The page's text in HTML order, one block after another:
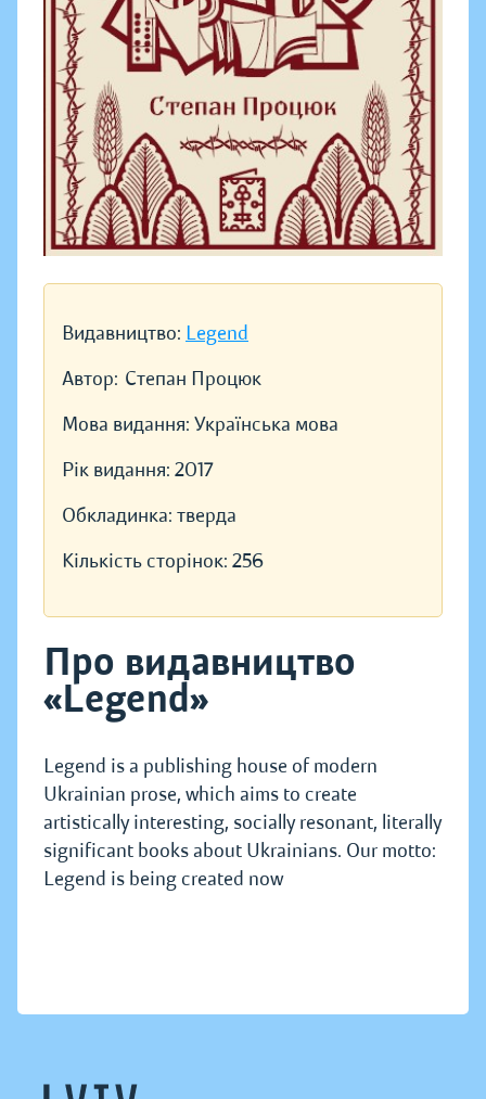
Видавництво: Legend
Автор: Степан Процюк
Мова видання: Українська мова
Рік видання: 2017
Обкладинка: тверда
Кількість сторінок: 256
Про видавництво
«Legend»
Legend is a publishing house of modern
Ukrainian prose, which aims to create
artistically interesting, socially resonant, literally
significant books about Ukrainians. Our motto:
Legend is being created now